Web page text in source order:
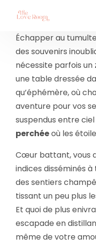
Échapper au
des souvenirs
nécessite parfois un
une table dressée
qu’éphémère, où
aventure pour vos
suspendus entre
perchéeoù les
Cœur battant, vous
indices disséminés
des sentiers
tissant un peu plus
Et quoi de plus
escapade en
même de votre